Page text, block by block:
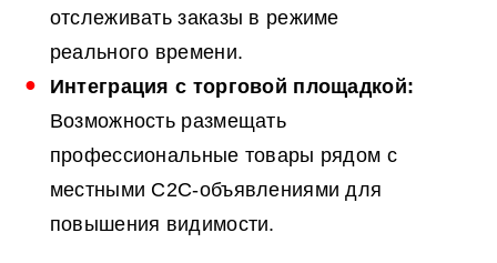
отслеживать заказы в режиме
реального времени.
Интеграция с торговой площадкой:
Возможность размещать
профессиональные товары рядом с
местными C2C-объявлениями для
повышения видимости.